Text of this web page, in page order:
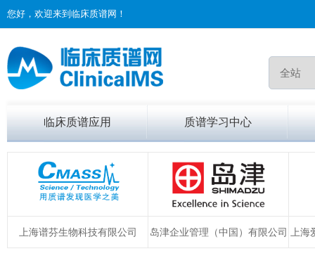
您好，欢迎来到临床质谱网！
临床质谱应用 质谱学习中心
上海谱芬生物科技有限公司 岛津企业管理（中国）有限公司 上